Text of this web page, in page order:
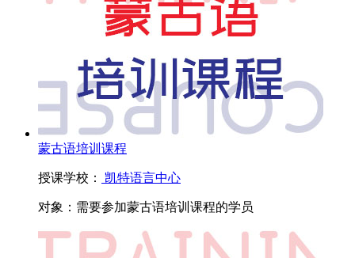
蒙古语培训课程
授课学校： 凯特语言中心
对象： 需要参加蒙古语培训课程的学员